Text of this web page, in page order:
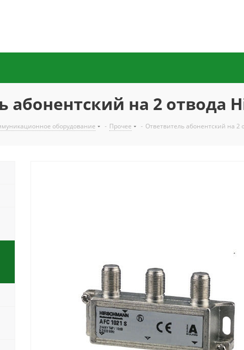
абонентский на 2 отвода
оборудование - Прочее - Ответвитель абонентский на 2